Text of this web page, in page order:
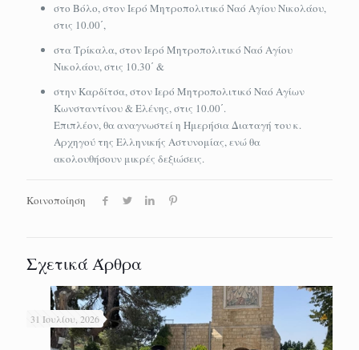
στο Βόλο, στον Ιερό Μητροπολιτικό Ναό Αγίου Νικολάου,
στις 10.00΄,
στα Τρίκαλα, στον Ιερό Μητροπολιτικό Ναό Αγίου
Νικολάου, στις 10.30΄ &
στην Καρδίτσα, στον Ιερό Μητροπολιτικό Ναό Αγίων
Κωνσταντίνου & Ελένης, στις 10.00΄.
Επιπλέον, θα αναγνωστεί η Ημερήσια Διαταγή του κ.
Αρχηγού της Ελληνικής Αστυνομίας, ενώ θα
ακολουθήσουν μικρές δεξιώσεις.
Κοινοποίηση
Σχετικά Άρθρα
31 Ιουλίου, 2026